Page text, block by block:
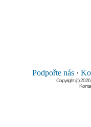
Podpořte nás ·
Copyright (c)